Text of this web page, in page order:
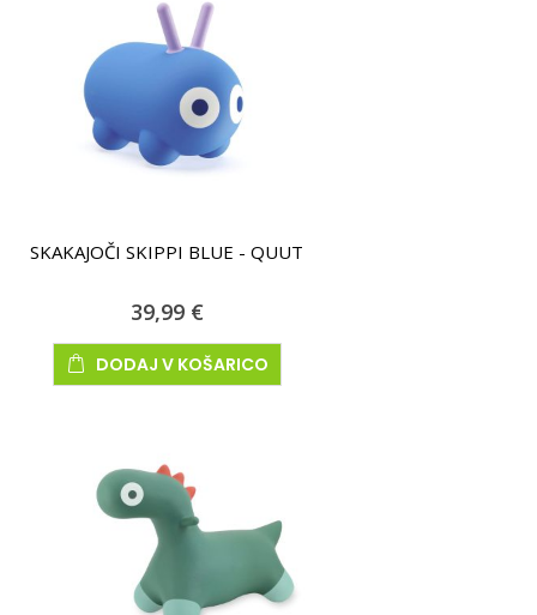
SKAKAJOČI SKIPPI BLUE - QUUT
39,99 €
DODAJ V KOŠARICO